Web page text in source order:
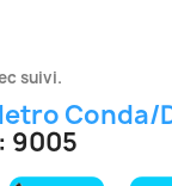
suivi.
Conda/
9005